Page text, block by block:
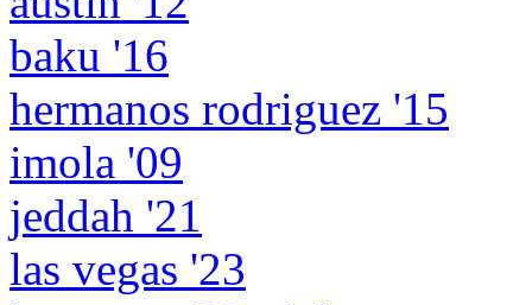
baku '16
hermanos rodriguez '15
imola '09
jeddah '21
las vegas '23